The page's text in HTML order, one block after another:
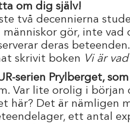
om dig själv!
två decennierna
gör, inte
deras
skrivit boken Vi är
serien Prylberget,
Var lite orolig i
här? Det är nämligen
ett antal